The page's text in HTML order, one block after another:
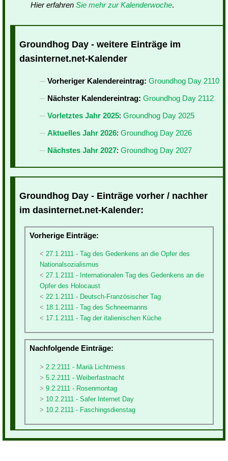
Hier erfahren Sie mehr zur Kalenderwoche.
Groundhog Day - weitere Einträge im
dasinternet.net-Kalender
Vorheriger Kalendereintrag: Groundhog Day 2110
Nächster Kalendereintrag: Groundhog Day 2112
Vorletztes Jahr 2025: Groundhog Day 2025
Aktuelles Jahr 2026: Groundhog Day 2026
Nächstes Jahr 2027: Groundhog Day 2027
Groundhog Day - Einträge vorher / nachher
im dasinternet.net-Kalender:
Vorherige Einträge:
27.1.2111 - Tag des Gedenkens an die Opfer des
Nationalsozialismus
27.1.2111 - Internationalen Tag des Gedenkens an die
Opfer des Holocaust
22.1.2111 - Deutsch-Französischer Tag
18.1.2111 - Tag des Schneemanns
17.1.2111 - Tag der italienischen Küche
Nachfolgende Einträge:
2.2.2111 - Mariä Lichtmess
5.2.2111 - Weiberfastnacht
9.2.2111 - Rosenmontag
10.2.2111 - Safer Internet Day
10.2.2111 - Faschingsdienstag